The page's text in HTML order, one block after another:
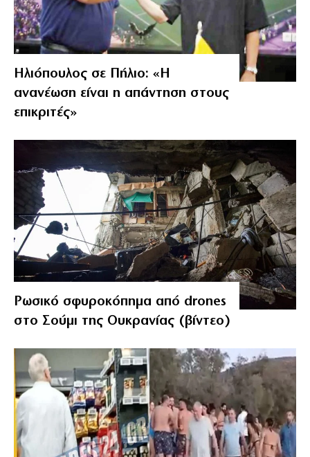
Ηλιόπουλος σε Πήλιο: «Η
ανανέωση είναι η απάντηση στους
επικριτές»
Ρωσικό σφυροκόπημα από drones
στο Σούμι της Ουκρανίας (βίντεο)